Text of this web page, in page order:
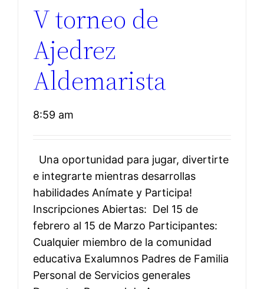
V torneo de
Ajedrez
Aldemarista
8:59 am
Una oportunidad para jugar, divertirte
e integrarte mientras desarrollas
habilidades Anímate y Participa!
Inscripciones Abiertas: Del 15 de
febrero al 15 de Marzo Participantes:
Cualquier miembro de la comunidad
educativa Exalumnos Padres de Familia
Personal de Servicios generales